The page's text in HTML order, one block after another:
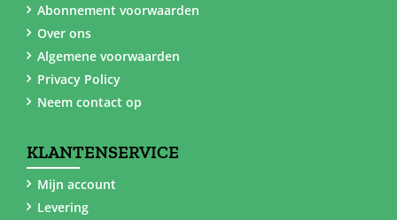
Abonnement voorwaarden
Over ons
Algemene voorwaarden
Privacy Policy
Neem contact op
KLANTENSERVICE
Mijn account
Levering